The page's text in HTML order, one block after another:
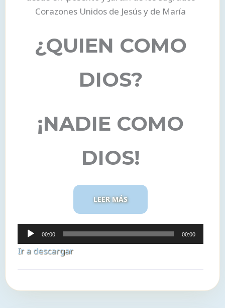
Corazones Unidos de Jesús y de María
¿QUIEN COMO
DIOS?
¡NADIE COMO
DIOS!
LEER MÁS
Reproductor
de
audio
00:00 00:00
Ir a descargar